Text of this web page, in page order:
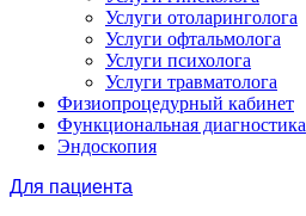
Услуги отоларинголога
Услуги офтальмолога
Услуги психолога
Услуги травматолога
Физиопроцедурный кабинет
Функциональная диагностика
Эндоскопия
Для пациента